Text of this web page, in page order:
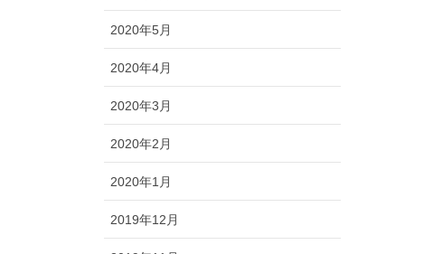
2020年5月
2020年4月
2020年3月
2020年2月
2020年1月
2019年12月